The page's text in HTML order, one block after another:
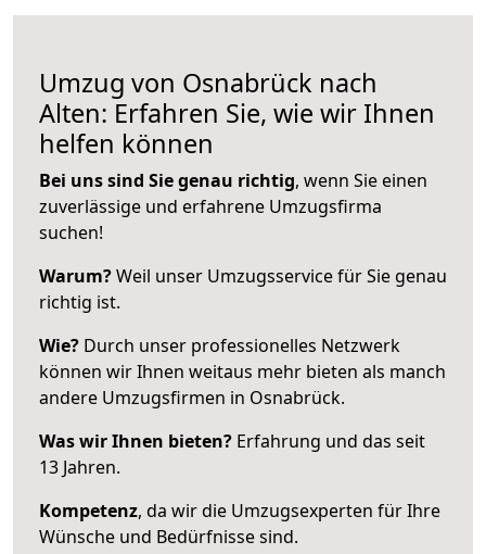
Umzug von Osnabrück nach
Alten: Erfahren Sie, wie wir Ihnen
helfen können
Bei uns sind Sie genau richtig, wenn Sie einen
zuverlässige und erfahrene Umzugsfirma
suchen!
Warum?Weil unser Umzugsservice für Sie genau
richtig ist.
Wie? Durch unser professionelles Netzwerk
können wir Ihnen weitaus mehr bieten als manch
andere Umzugsfirmen in Osnabrück.
Was wir Ihnen bieten? Erfahrung und das seit
13 Jahren.
Kompetenz, da wir die Umzugsexperten für Ihre
Wünsche und Bedürfnisse sind.